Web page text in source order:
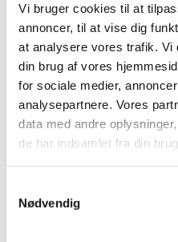
Vi bruger cookies til at
annoncer, til at vise dig
at analysere vores trafik. Vi
din brug af vores
for sociale medier,
analysepartnere. Vores
data med andre
de har indsamlet fra din
Nødvendig
for at få noget ud af
Hvad enten du er
erhvervsdrivende,
Google, er dette oplæg
Om underviseren:
Siden 2010 har Gün
markedsføring i
selvstændig konsulent i
Business Academy.